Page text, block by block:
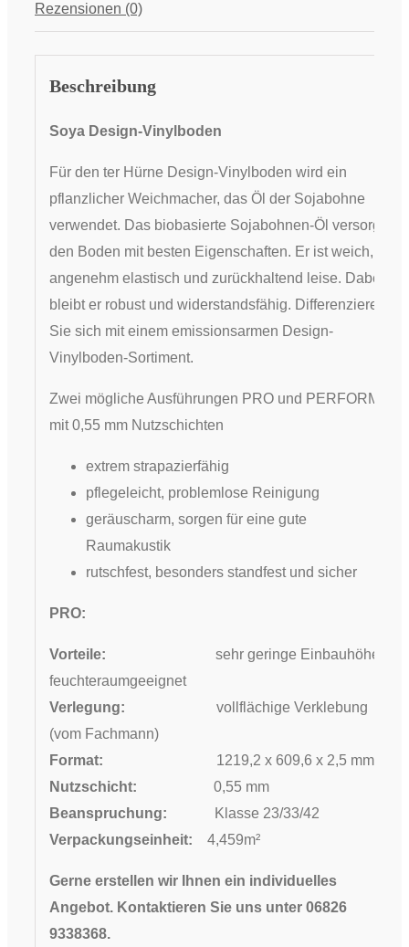
Rezensionen (0)
Beschreibung
Soya Design-Vinylboden
Für den ter Hürne Design-Vinylboden wird ein
pflanzlicher Weichmacher, das Öl der Sojabohne
verwendet. Das biobasierte Sojabohnen-Öl versorgt
den Boden mit besten Eigenschaften. Er ist weich,
angenehm elastisch und zurückhaltend leise. Dabei
bleibt er robust und widerstandsfähig. Differenzieren
Sie sich mit einem emissionsarmen Design-
Vinylboden-Sortiment.
Zwei mögliche Ausführungen PRO und PERFORM
mit 0,55 mm Nutzschichten
extrem strapazierfähig
pflegeleicht, problemlose Reinigung
geräuscharm, sorgen für eine gute
Raumakustik
rutschfest, besonders standfest und sicher
PRO:
Vorteile:
sehr geringe Einbauhöhe,
feuchteraumgeeignet
Verlegung: vollflächige Verklebung
(vom Fachmann)
Format:
1219,2 x 609,6 x 2,5 mm
Nutzschicht: 0,55 mm
Beanspruchung: Klasse 23/33/42
Verpackungseinheit: 4,459m²
Gerne erstellen wir Ihnen ein individuelles
Angebot. Kontaktieren Sie uns unter 06826
9338368.